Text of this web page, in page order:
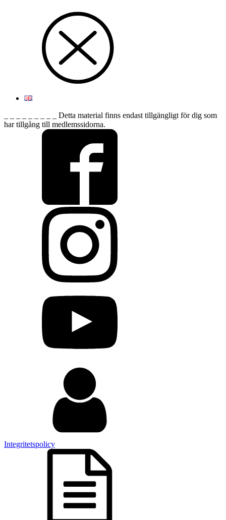
_ _ _ _ _ _ _ _ _ Detta material finns endast tillgängligt för dig som
har tillgång till medlemssidorna.
Integritetspolicy